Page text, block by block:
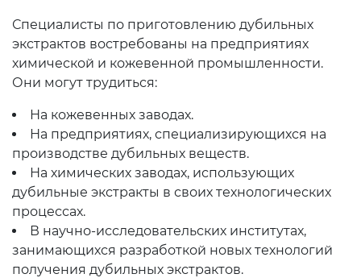
Специалисты по приготовлению дубильных
экстрактов востребованы на предприятиях
химической и кожевенной промышленности.
Они могут трудиться:
На кожевенных заводах.
На предприятиях, специализирующихся на
производстве дубильных веществ.
На химических заводах, использующих
дубильные экстракты в своих технологических
процессах.
В научно-исследовательских институтах,
занимающихся разработкой новых технологий
получения дубильных экстрактов.